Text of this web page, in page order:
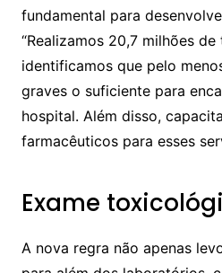
fundamental para
“Realizamos 20,7 milhões
identificamos que pelo
graves o suficiente para
hospital. Além disso,
farmacêuticos para esses
Exame
A nova regra não apenas